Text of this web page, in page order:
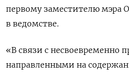
первому заместителю мэра
в ведомстве.
«В связи с
направленными на